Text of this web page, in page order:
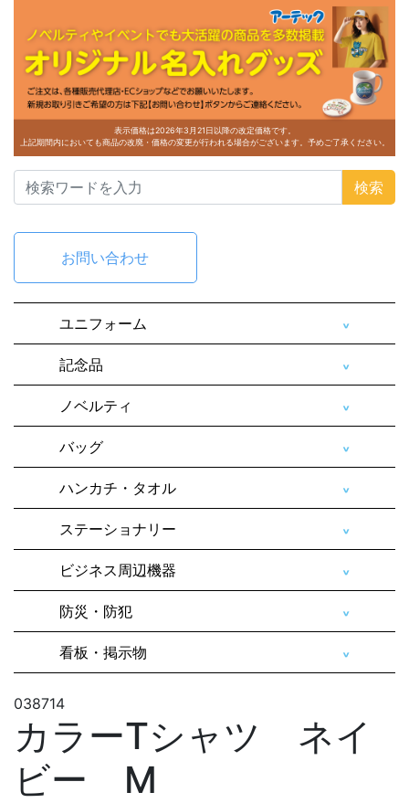
表示価格は2026年3月21日以降の改定価格です。
上記期間内においても商品の改廃・価格の変更が行われる場合がございます。予めご了承ください。
検索
お問い合わせ
ユニフォーム
記念品
ノベルティ
バッグ
ハンカチ・タオル
ステーショナリー
ビジネス周辺機器
防災・防犯
看板・掲示物
038714
カラーTシャツ ネイ
ビー M